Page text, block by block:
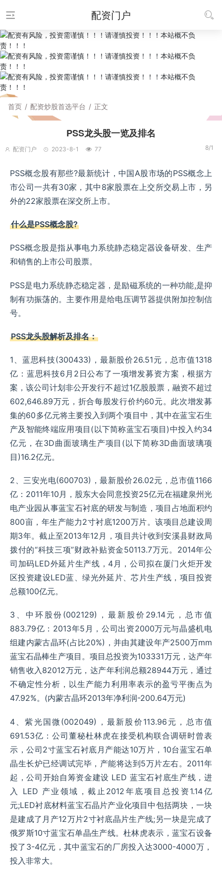
配资门户
首页 / 配资炒股首选平台 / 正文
PSS龙头股一览及排名
配资门户 2023-8-1 77 8/1
PSS概念股有那些?最新统计，中国A股市场的PSS概念上
市公司一共有30家，其中8家股票在上交所交易上市，另
外的22家股票在深交所上市。
什么是PSS概念股?
PSS概念股是指从事电力系统静态稳定器设备研发、生产
和销售的上市公司股票。
PSS是电力系统静态稳定器，是励磁系统的一种功能,是抑
制有功振荡的。主要作用是给电压调节器提供附加控制信
号。
PSS龙头股解析及排名：
1、蓝思科技(300433)，最新股价26.51元，总市值1318
亿：蓝思科技6月2日公布了一项增发募资方案，根据方
案，该公司计划非公开发行不超过1亿股股票，融资不超过
602,646.89万元，折合每股发行价约60元。此次增发募
集的60多亿元将主要投入到两个项目中，其中在蓝宝石生
产及智能终端应用项目(以下简称蓝宝石项目)中投入约34
亿元，在3D曲面玻璃生产项目(以下简称3D曲面玻璃项
目)16.2亿元。
2、三安光电(600703)，最新股价26.02元，总市值1166
亿：2011年10月，股东大会同意投资25亿元在福建泉州光
电产业园从事蓝宝石衬底的研发与制造，项目占地面积约
800亩，年生产能力2寸衬底1200万片。该项目总建设周
期3年。截止至2013年12月，项目共计收到安溪县财政局
拨付的“科技三项”财政补贴资金50113.7万元。2014年公
司加码LED外延片生产线，4月，公司拟在厦门火炬开发
区投资建设LED蓝、绿光外延片、芯片生产线，项目投资
总额100亿元。
3、中环股份(002129)，最新股价29.14元，总市值
883.79亿：2013年5月，公司出资2000万元与晶盛机电
组建内蒙古晶环(占比20%)，并由其建设年产2500万mm
蓝宝石晶棒生产项目。项目总投资为103331万元，达产年
销售收入82012万元，达产年利润总额28944万元，通过
不确定性分析，以生产能力利用率表示的盈亏平衡点为
47.92%。(内蒙古晶环2013年净利润-200.64万元)
4、紫光国微(002049)，最新股价113.96元，总市值
691.53亿：公司董秘杜林虎在接受机构联合调研时曾表
示，公司2寸蓝宝石衬底月产能达10万片，10台蓝宝石单
晶生长炉已经调试完毕，产能将达到5万片左右。2011年
起，公司开始自筹资金建设 LED 蓝宝石衬底生产线，进
入 LED 产业领域，截止2012年底项目总投资1.14亿
元;LED衬底材料蓝宝石晶片产业化项目中包括两块，一块
是建成了月产12万片2寸衬底晶片生产线;另一块是完成了
俄罗斯10寸蓝宝石单晶生产线。杜林虎表示，蓝宝石设备
投了3-4亿元，其中蓝宝石的厂房投入达3000-4000万，
投入非常大。